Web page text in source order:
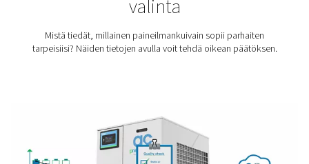
Lääketeollisuus on yksi tiukimmin säännellyistä aloista.
hyvä syy. Lääketehtaissa valmistetut tuotteet voivat
kärsimystä ja pelastaa henkiä. Tätä varten niiden